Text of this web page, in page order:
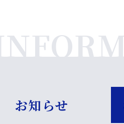
お知らせ